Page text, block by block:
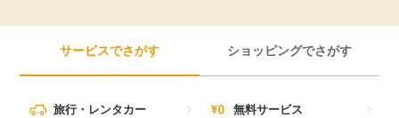
サービスでさがす ショッピングでさがす
旅行・レンタカー 無料サービス